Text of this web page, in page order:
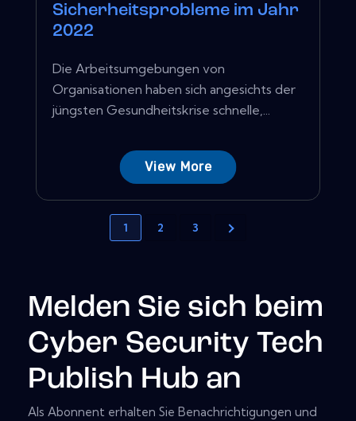
Sicherheitsprobleme im Jahr
2022
Die Arbeitsumgebungen von
Organisationen haben sich angesichts der
jüngsten Gesundheitskrise schnelle,...
View More
1 2 3
Melden Sie sich beim
Cyber Security Tech
Publish Hub an
Als Abonnent erhalten Sie Benachrichtigungen und